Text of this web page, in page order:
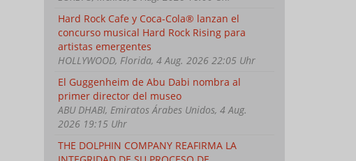
Hard Rock Cafe y Coca-Cola® lanzan el
concurso musical Hard Rock Rising para
artistas emergentes
HOLLYWOOD, Florida, 4 Aug. 2026 22:05 Uhr
El Guggenheim de Abu Dabi nombra al
primer director del museo
ABU DHABI, Emiratos Árabes Unidos, 4 Aug.
2026 19:15 Uhr
THE DOLPHIN COMPANY REAFIRMA LA